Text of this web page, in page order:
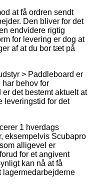
at få ordren sendt
Den bliver for det
endvidere rigtig
for levering er dog at
af at du bor tæt på
> Paddleboard er
har behov for
det bestemt aktuelt at
leveringstid for det
1 hverdags
eksempelvis Scubapro
alligevel er
for et angivent
kan nå at få
lagermedarbejderne